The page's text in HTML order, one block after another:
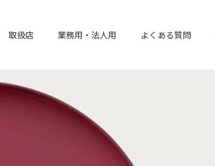
取扱店 業務用・法人用 よくある質問